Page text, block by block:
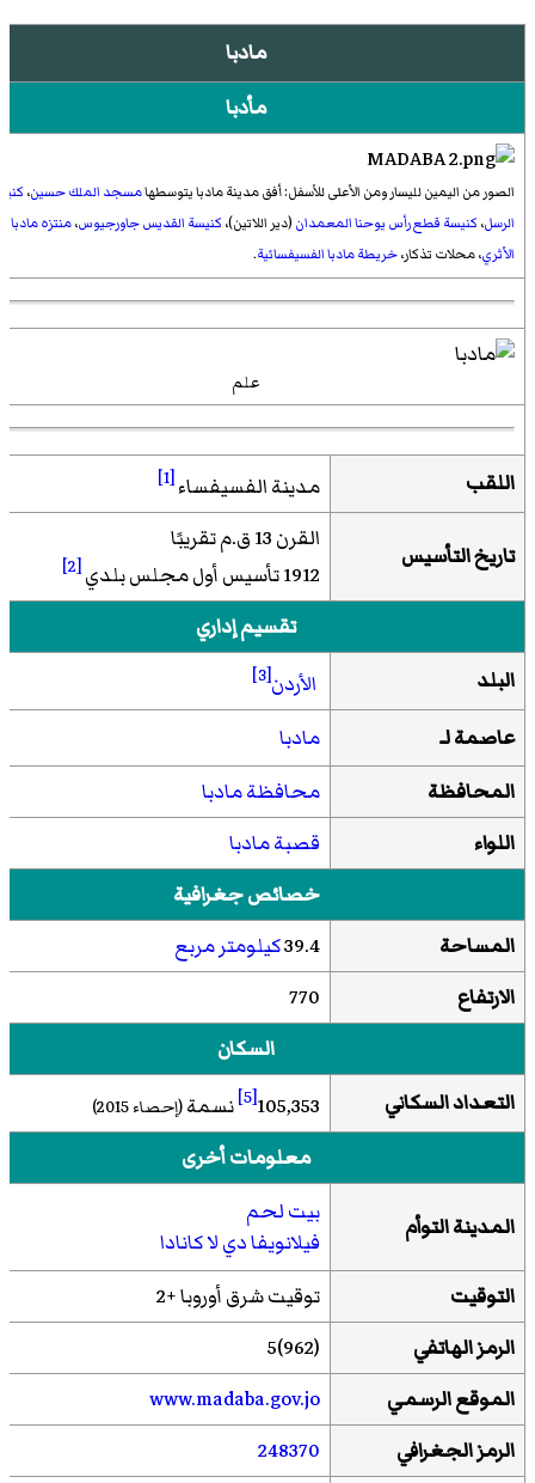
مادبا
مأدبا
الصور من اليمين لليسار ومن الأعلى للأسفل: أفق مدينة مادبا يتوسطهامسجد الملك حسين،
الرسل، كنيسة قطع رأس يوحنا المعمدان (دير اللاتين)، كنيسة القديس جاورجيوس،منتزه مادبا
الأثري، محلات تذكار،خريطة مادبا الفسيفسائية.
علم
اللقب مدينة الفسيفساء[1]
تاريخ التأسيس
القرن 13 ق.م تقريبًا
1912 تأسيس أول مجلس بلدي
[2]
تقسيم إداري
البلد
الأردن[3]
عاصمة لـ
مادبا
المحافظة
محافظة مادبا
اللواء
قصبة مادبا
خصائص جغرافية
المساحة
39.4كيلومتر مربع
الارتفاع
770
السكان
التعداد السكاني
105,353
[5] نسمة(إحصاء 2015)
معلومات أخرى
المدينة التوأم
بيت لحم
فيلانويفا دي لا كانادا
التوقيت
توقيت شرق أوروبا +2
الرمز الهاتفي
(962)5
الموقع الرسمي
www.madaba.gov.jo
الرمز الجغرافي
248370